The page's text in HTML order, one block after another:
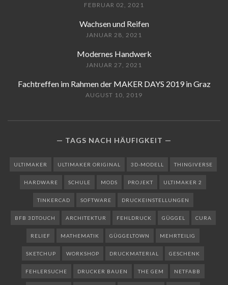
FEBRUAR 02, 2021
Wachsen und Reifen
JANUAR 28, 2021
Modernes Handwerk
JANUAR 27, 2021
Fachtreffen im Rahmen der MAKER DAYS 2019 in Graz
AUGUST 10, 2019
TAGS NACH HÄUFIGKEIT
ULTIMAKER ULTIMAKER ORIGINAL 3D-MODELL THINGIVERSE
HARDWARE SCHULE MODS PROJEKT ULTIMAKER 2
TINKERCAD SOFTWARE DRUCKEINSTELLUNGEN
BFB 3DTOUCH ARCHITEKTUR FEHLDRUCK GÜGGEL CURA
RELIEF MATHEMATIK GÜGGELTOWN MEHRTEILIG
SKETCHUP WORKSHOP DRUCKMATERIAL GESCHENK
FEHLERSUCHE DRUCKER BAUEN THE GEM NETFABB